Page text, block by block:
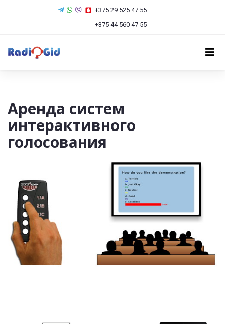
+375 29 525 47 55
+375 44 560 47 55
Аренда систем
интерактивного
голосования